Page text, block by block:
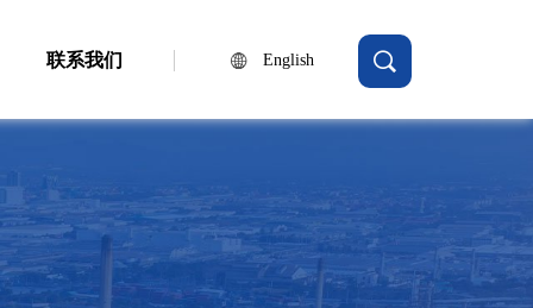
联系我们 English